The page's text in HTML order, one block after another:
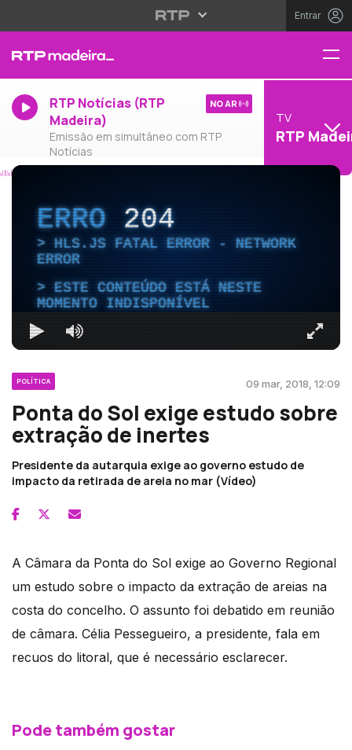
Entrar
RTP Notícias (RTP
Madeira)
Emissão em simultâneo com RTP
Notícias
NO AR
TV
RTP
ERRO204
HLS.JS FATAL ERROR - NETWORK
ERROR
ESTE CONTEÚDO ESTÁ NESTE
MOMENTO INDISPONÍVEL
POLÍTICA 09 mar, 2018, 12:09
Ponta do Sol exige estudo sobre
extração de inertes
Presidente da autarquia exige ao governo estudo de
impacto da retirada de areia no mar (Vídeo)
A Câmara da Ponta do Sol exige ao Governo Regional
um estudo sobre o impacto da extração de areias na
costa do concelho. O assunto foi debatido em reunião
de câmara. Célia Pessegueiro, a presidente, fala em
recuos do litoral, que é necessário esclarecer.
Pode também gostar